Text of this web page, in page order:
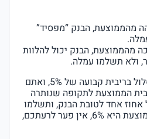
מהממוצעת, הבנק “מפסיד”
מהממוצעת, הבנק יכול להלוות
ולא תשלמו עמלה.
נניח שיש לכם מסלול בריבית קבועה של 5%, ואתם
הממוצעת לתקופה שנותרה
פער של אחוז אחד לטובת הבנק, ותשלמו
עמלת פערי ריבית. אם הממוצעת היא 6%, אין פער לרעתכם,